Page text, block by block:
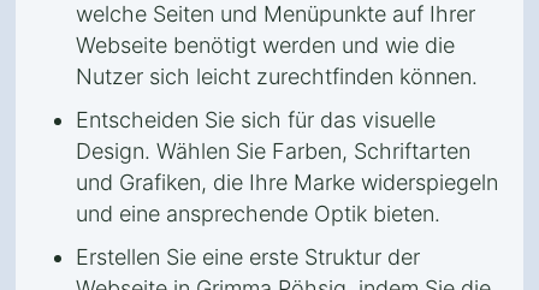
welche Seiten und Menüpunkte auf Ihrer
Webseite benötigt werden und wie die
Nutzer sich leicht zurechtfinden können.
Entscheiden Sie sich für das visuelle
Design. Wählen Sie Farben, Schriftarten
und Grafiken, die Ihre Marke widerspiegeln
und eine ansprechende Optik bieten.
Erstellen Sie eine erste Struktur der